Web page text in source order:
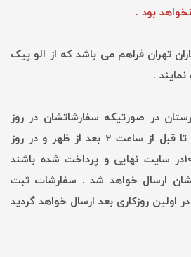
بود .
تهران فراهم می باشد که از الو پیک
.
در صورتیکه سفارشاتشان در روز
های شنبه الی چهارشنبه تا قبل از ساعت 2 بعد از ظهر و در روز
پنجشنبه تا قبل ساعت 10در سایت نهایی و پرداخت شده باشند
ارسال خواهد شد . سفارشات ثبت
اولین روزکاری بعد ارسال خواهد گردید